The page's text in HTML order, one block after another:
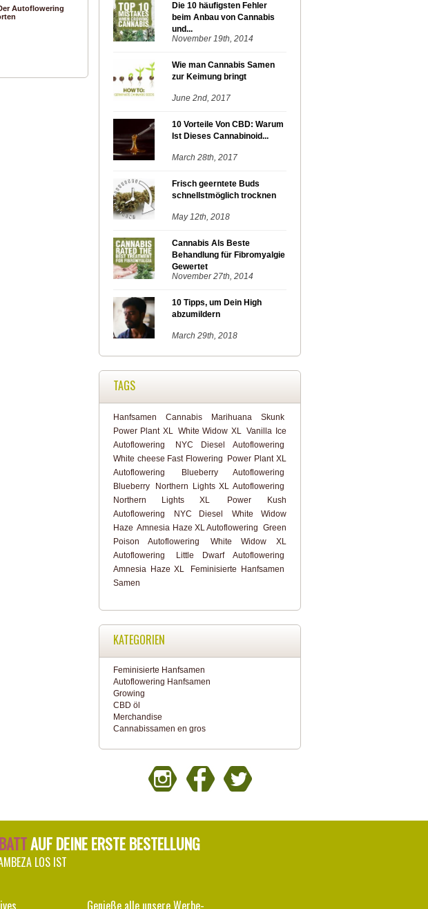
Autoflowering
Die 10 häufigsten Fehler
beim Anbau von Cannabis
und...
November 19th, 2014
Wie man Cannabis Samen
zur Keimung bringt
June 2nd, 2017
10 Vorteile Von CBD: Warum
Ist Dieses Cannabinoid...
March 28th, 2017
Frisch geerntete Buds
schnellstmöglich trocknen
May 12th, 2018
Cannabis Als Beste
Behandlung für Fibromyalgie
Gewertet
November 27th, 2014
10 Tipps, um Dein High
abzumildern
March 29th, 2018
TAGS
Hanfsamen Cannabis Marihuana
Skunk
Power Plant XL White Widow XL Vanilla Ice
Autoflowering
NYC Diesel Autoflowering
White cheese Fast Flowering
Power Plant XL
Autoflowering
Blueberry Autoflowering
Blueberry
Northern Lights XL Autoflowering
Northern Lights XL
Power Kush
Autoflowering
NYC Diesel
White Widow
Haze Amnesia Haze XL Autoflowering Green
Poison Autoflowering
White Widow XL
Autoflowering
Little Dwarf Autoflowering
Amnesia Haze XL
Feminisierte Hanfsamen
Samen
KATEGORIEN
Feminisierte Hanfsamen
Autoflowering Hanfsamen
Growing
CBD öl
Merchandise
Cannabissamen en gros
AUF DEINE ERSTE BESTELLUNG
LOS IST
Genieße alle unsere Werbe-